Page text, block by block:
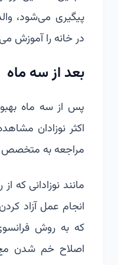
پیگیری می‌شود،
در خانه را آموزش
بعد از سه ماه
پس از سه ماه
اکثر نوزادان
مراجعه به
مانند نوزادانی که
انجام عمل آزاد
که به روش
اصلاح خم شدن